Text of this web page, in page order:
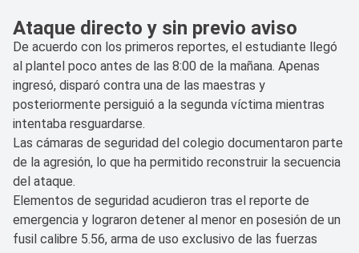
Ataque directo y sin previo aviso
De acuerdo con los primeros reportes, el estudiante llegó
al plantel poco antes de las 8:00 de la mañana. Apenas
ingresó, disparó contra una de las maestras y
posteriormente persiguió a la segunda víctima mientras
intentaba resguardarse.
Las cámaras de seguridad del colegio documentaron parte
de la agresión, lo que ha permitido reconstruir la secuencia
del ataque.
Elementos de seguridad acudieron tras el reporte de
emergencia y lograron detener al menor en posesión de un
fusil calibre 5.56, arma de uso exclusivo de las fuerzas